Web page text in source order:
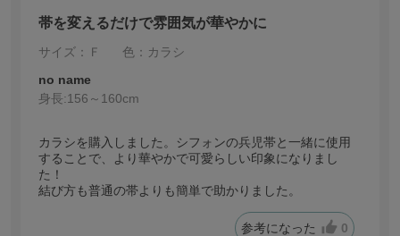
帯を変えるだけで雰囲気が華やかに
サイズ：Ｆ
色：カラシ
no name
身長:156～160cm
カラシを購入しました。シフォンの兵児帯と一緒に使用
することで、より華やかで可愛らしい印象になりまし
た！
結び方も普通の帯よりも簡単で助かりました。
参考になった 0